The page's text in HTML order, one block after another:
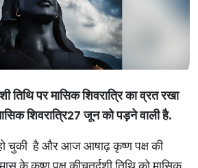
तिथि पर मासिक शिवरात्रि का व्रत रखा
शिवरात्रि27जून को पड़ने वाली है.
चुकी है और आज आषाढ़ कृष्ण पक्ष की